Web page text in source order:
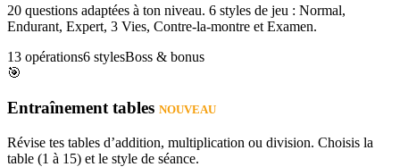
20 questions adaptées à ton niveau. 6 styles de jeu : Normal,
Endurant, Expert, 3 Vies, Contre-la-montre et Examen.
13 opérations6 stylesBoss & bonus
🎯
Entraînement tables NOUVEAU
Révise tes tables d’addition, multiplication ou division. Choisis la
table (1 à 15) et le style de séance.